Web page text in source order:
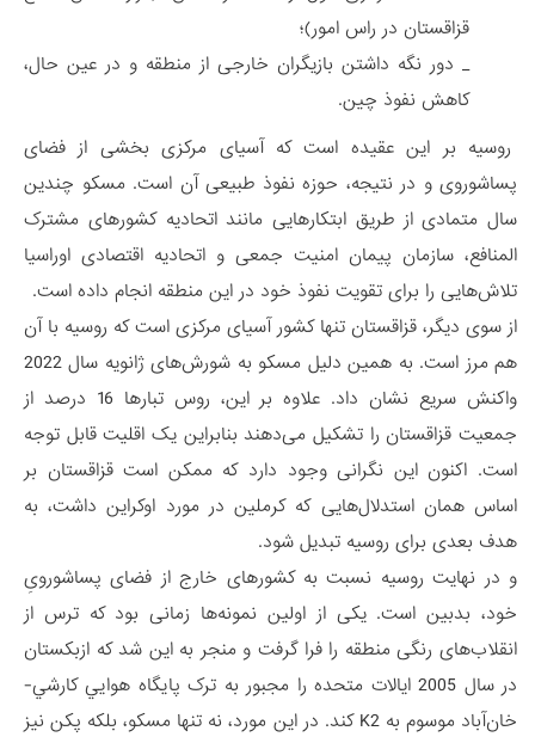
قزاقستان در راس امور)؛
_ دور نگه داشتن بازیگران خارجی از منطقه و در عین حال،
کاهش نفوذ چین.
روسیه بر این عقیده است که آسیای مرکزی بخشی از فضای
پساشوروی و در نتیجه، حوزه نفوذ طبیعی آن است. مسکو چندین
سال متمادی از طریق ابتکارهایی مانند اتحادیه کشورهای مشترک
المنافع، سازمان پیمان امنیت جمعی و اتحادیه اقتصادی اوراسیا
تلاش‌هایی را برای تقویت نفوذ خود در این منطقه انجام داده است.
از سوی دیگر، قزاقستان تنها کشور آسیای مرکزی است که روسیه با آن
هم مرز است. به همین دلیل مسکو به شورش‌های ژانویه سال 2022
واکنش سریع نشان داد. علاوه بر این، روس تبارها 16 درصد از
جمعیت قزاقستان را تشکیل می‌دهند بنابراین یک اقلیت قابل توجه
است. اکنون این نگرانی وجود دارد که ممکن است قزاقستان بر
اساس همان استدلال‌هایی که کرملین در مورد اوکراین داشت، به
هدف بعدی برای روسیه تبدیل شود.
و در نهایت روسیه نسبت به کشورهای خارج از فضای پساشورویِ
خود، بدبین است. یکی از اولین نمونه‌ها زمانی بود که ترس از
انقلاب‌های رنگی منطقه را فرا گرفت و منجر به این شد که ازبکستان
در سال 2005 ایالات متحده را مجبور به ترک پايگاه هوايي كارشي-
خان‌آباد موسوم به K2 کند. در این مورد، نه تنها مسکو، بلکه پکن نیز